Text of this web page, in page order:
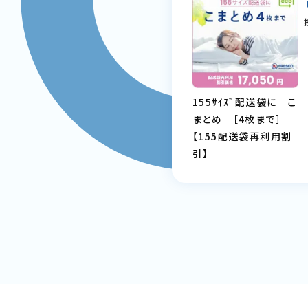
155ｻｲｽﾞ配送袋に こ
まとめ ［4枚まで］
【155配送袋再利用割
引】